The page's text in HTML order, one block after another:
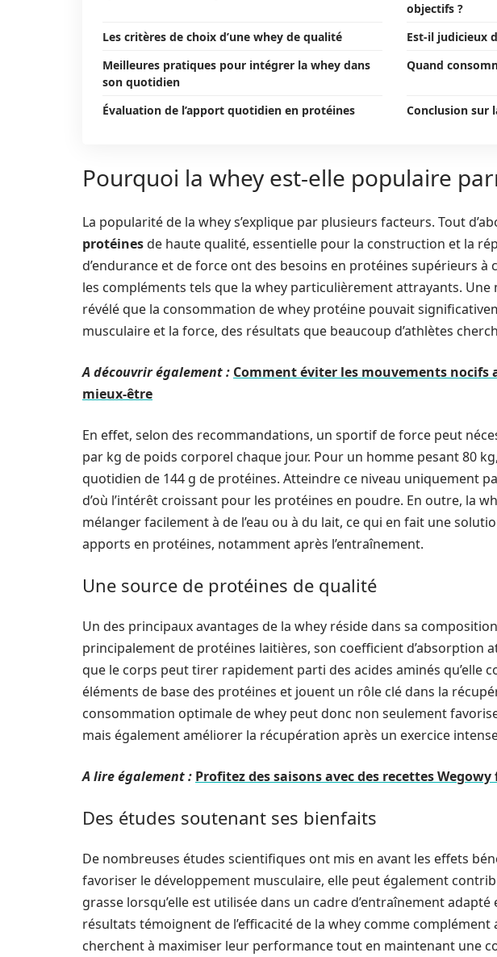
objectifs ?
Les critères de choix d’une whey de qualité
Est-il judicieux
Meilleures pratiques pour intégrer la whey dans
son quotidien
Quand
Évaluation de l’apport quotidien en protéines Conclusion sur
Pourquoi la whey est-elle populaire
La popularité de la whey s’explique par plusieurs facteurs. Tout
protéinesde haute qualité, essentielle pour la construction et la
d’endurance et de force ont des besoins en protéines supérieurs à
les compléments tels que la whey particulièrement attrayants. Une
révélé que la consommation de whey protéine pouvait
musculaire et la force, des résultats que beaucoup d’athlètes
A découvrir également : Comment éviter les mouvements nocifs
mieux-être
En effet, selon des recommandations, un sportif de force peut
par kg de poids corporel chaque jour. Pour un homme pesant 80
quotidien de 144 g de protéines. Atteindre ce niveau uniquement
d’où l’intérêt croissant pour les protéines en poudre. En outre, la
mélanger facilement à de l’eau ou à du lait, ce qui en fait une
apports en protéines, notamment après l’entraînement.
Une source de protéines de qualité
Un des principaux avantages de la whey réside dans sa
principalement de protéines laitières, son coefficient d’absorption
que le corps peut tirer rapidement parti des acides aminés qu’elle
éléments de base des protéines et jouent un rôle clé dans la
consommation optimale de whey peut donc non seulement
mais également améliorer la récupération après un exercice
A lire également : Profitez des saisons avec des recettes
Des études soutenant ses bienfaits
De nombreuses études scientifiques ont mis en avant les effets
favoriser le développement musculaire, elle peut également
grasse lorsqu’elle est utilisée dans un cadre d’entraînement adapté
résultats témoignent de l’efficacité de la whey comme
cherchent à maximiser leur performance tout en maintenant une